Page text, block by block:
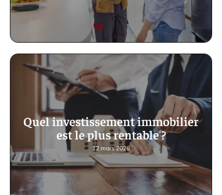
Quel investissement immobilier
est le plus rentable ?
12 mars 2026